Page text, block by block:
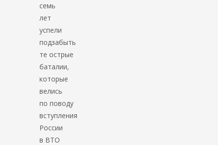
семь
лет
успели
подзабыть
те острые
баталии,
которые
велись
по поводу
вступления
России
в ВТО